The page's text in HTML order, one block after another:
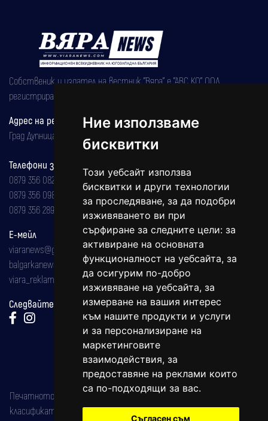
Ние използваме
бисквитки
Този уебсайт използва
бисквитки и други технологии
за проследяване, за да подобри
изживяването ви при
сърфиране за следните цели: за
активиране на основната
функционалност на уебсайта, за
да осигурим по-добро
изживяване на уебсайта, за
измерване на вашия интерес
към нашите продукти и услуги
и за персонализиране на
маркетинговите
взаимодействия, за
предоставяне на реклами които
са по-подходящи за вас.
Съгласен съм
Собственик и издател на вестник "Вяра" е "АВС КО" ООД,
регистрирана на 08.05.2002 година.
Адрес на редакцията
Град Дупница, ул.''Христо Ботев" 43
Телефони за реклама и абонаменти
0879 356 082
0879 356 098
0879 356 289
Е-мейл
viaranews@gmail.com
balgarkanews@gmail.com
viara_reklama@mail.bg
Следвайте ни:
Печатното издание на вестника е регистрирано в националния
класификатор на печатните издания (Българска национална